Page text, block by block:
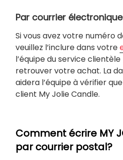
Par courrier électronique
Si vous avez votre numéro
veuillez l’inclure dans votre
l’équipe du service
retrouver votre achat. La
aidera l’équipe à vérifier
client My Jolie Candle.
Comment écrire MY
par courrier postal?